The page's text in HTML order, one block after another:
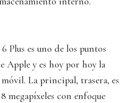
Plus es uno de los puntos
Apple y es hoy por hoy la
La principal, trasera, es
megapíxeles con enfoque